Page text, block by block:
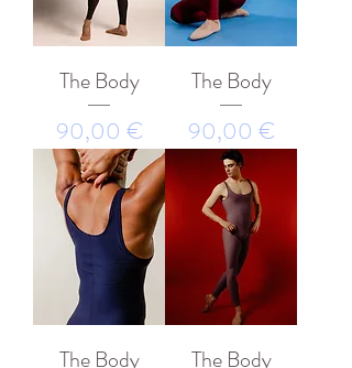
The Body
Prezzo
90,00 €
The Body
Prezzo
90,00 €
The Body The Body